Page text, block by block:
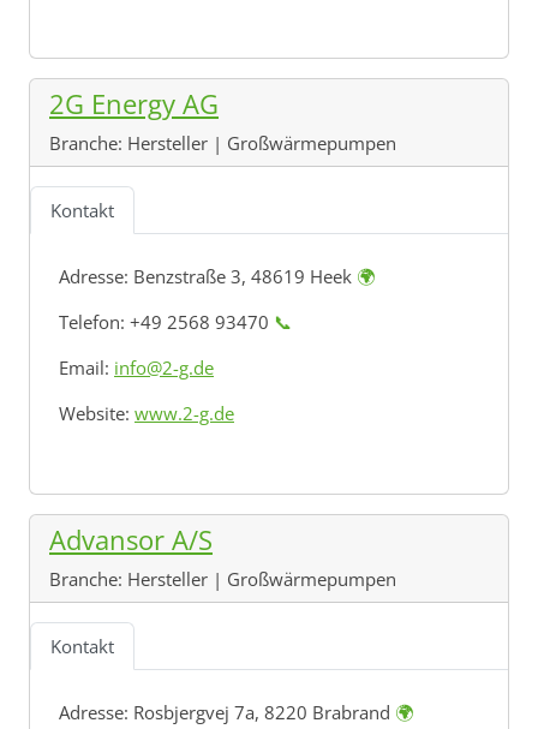
2G Energy AG
Branche: Hersteller | Großwärmepumpen
Kontakt
Adresse: Benzstraße 3, 48619 Heek 🌍
Telefon: +49 2568 93470 📞
Email: info@2-g.de
Website: www.2-g.de
Advansor A/S
Branche: Hersteller | Großwärmepumpen
Kontakt
Adresse: Rosbjergvej 7a, 8220 Brabrand 🌍